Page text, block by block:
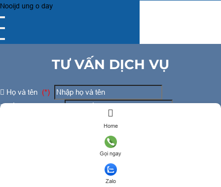
Home
Gọi ngay
Zalo
Nooijd ung o day
TƯ VẤN DỊCH VỤ
Họ và tên (*)
TƯ VẤN DỊCH VỤ